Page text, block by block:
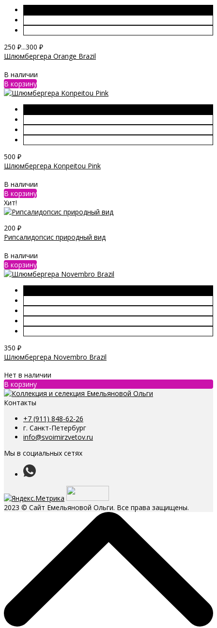
250 ₽...300 ₽
Шлюмбергера Orange Brazil
В наличии
В корзину
500 ₽
Шлюмбергера Konpeitou Pink
В наличии
В корзину
Хит!
200 ₽
Рипсалидопсис природный вид
В наличии
В корзину
350 ₽
Шлюмбергера Novembro Brazil
Нет в наличии
В корзину
Контакты
+7 (911) 848-62-26
г. Санкт-Петербург
info@svoimirzvetov.ru
Мы в социальных сетях
2023 © Сайт Емельяновой Ольги. Все права защищены.